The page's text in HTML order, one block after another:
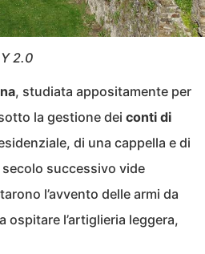
2.0
, studiata appositamente per
la gestione dei conti di
di una cappella e di
successivo vide
l’avvento delle armi da
l’artiglieria leggera,